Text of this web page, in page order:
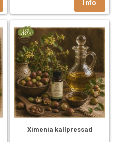
Ximenia kallpressad